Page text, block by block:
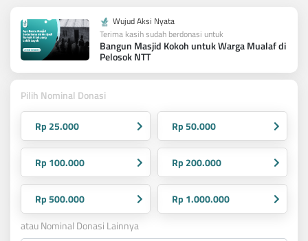
Wujud Aksi Nyata
Terima kasih sudah berdonasi untuk
Bangun Masjid Kokoh untuk Warga Mualaf di
Pelosok NTT
Pilih Nominal Donasi
Rp 25.000 Rp 50.000
Rp 100.000 Rp 200.000
Rp 500.000
Rp 1.000.000
atau Nominal Donasi Lainnya